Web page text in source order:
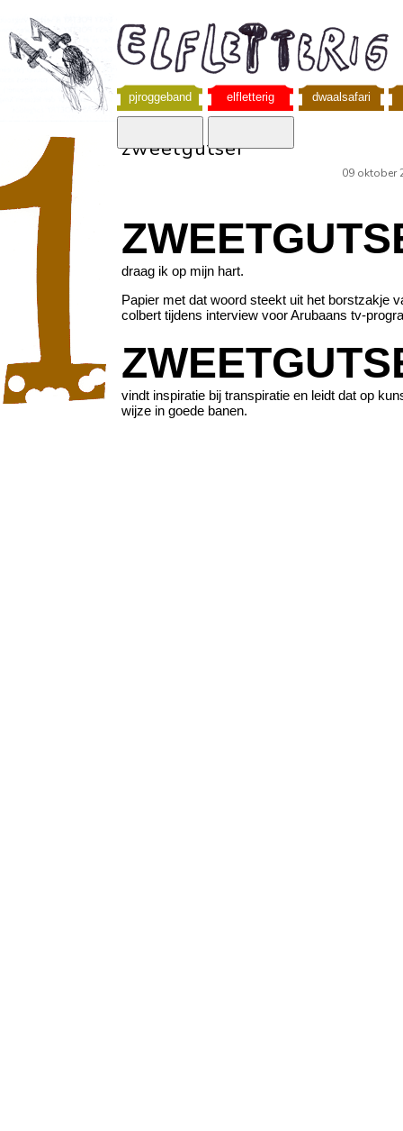
pjroggeband elfletterig dwaalsafari
zweetgutser
09 oktober
draag ik op mijn hart.
Papier met dat woord steekt uit het borstzakje
colbert tijdens interview voor Arubaans tv-
vindt inspiratie bij transpiratie en leidt dat op
wijze in goede banen.